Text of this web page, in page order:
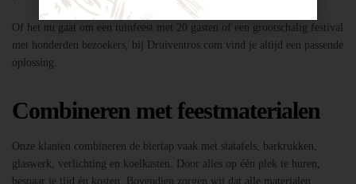
Of het nu gaat om een tuinfeest met 20 gasten of een grootschalig festival
met honderden bezoekers, bij Druiventros.com vind je altijd een passende
oplossing.
Combineren met feestmaterialen
Onze klanten combineren de biertap vaak met statafels, barkrukken,
glaswerk, verlichting en koelkasten. Door alles op één plek te huren,
bespaar je tijd én kosten. Bovendien zorgen wij dat alle materialen